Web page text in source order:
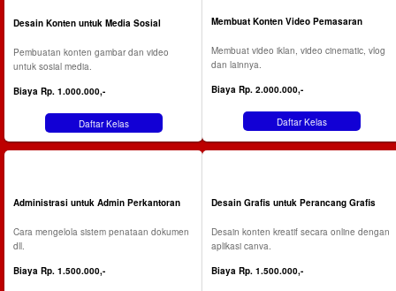
Desain Konten untuk Media Sosial
Pembuatan konten gambar dan video
untuk sosial media.
Biaya Rp. 1.000.000,-
Daftar Kelas
Membuat Konten Video Pemasaran
Membuat video iklan, video cinematic, vlog
dan lainnya.
Biaya Rp. 2.000.000,-
Daftar Kelas
Administrasi untuk Admin Perkantoran
Cara mengelola sistem penataan dokumen
dll.
Biaya Rp. 1.500.000,-
Desain Grafis untuk Perancang Grafis
Desain konten kreatif secara online dengan
aplikasi canva.
Biaya Rp. 1.500.000,-